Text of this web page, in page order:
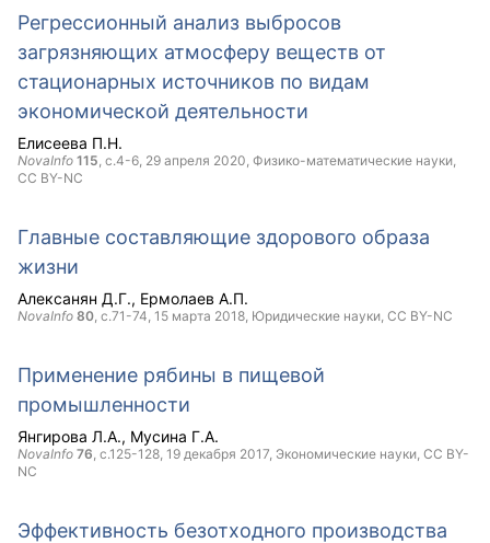
Регрессионный анализ выбросов
загрязняющих атмосферу веществ от
стационарных источников по видам
экономической деятельности
Елисеева П.Н.
NovaInfo 115, с.4-6, 29 апреля 2020, Физико-математические науки,
CC BY-NC
Главные составляющие здорового образа
жизни
Алексанян Д.Г. Ермолаев А.П.
NovaInfo 80, с.71-74, 15 марта 2018, Юридические науки, CC BY-NC
Применение рябины в пищевой
промышленности
Янгирова Л.А. Мусина Г.А.
NovaInfo 76, с.125-128, 19 декабря 2017, Экономические науки, CC BY-
NC
Эффективность безотходного производства